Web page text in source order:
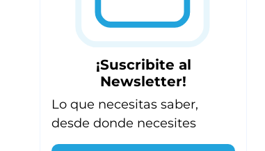
¡Suscribite al
Newsletter!
Lo que necesitas saber,
desde donde necesites